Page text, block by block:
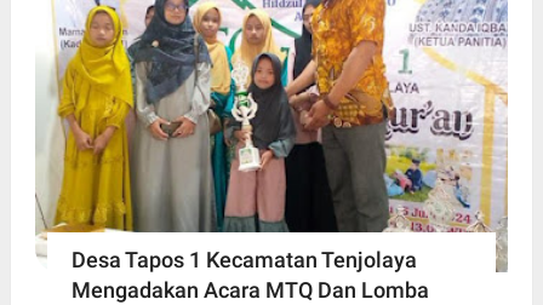
Desa Tapos 1 Kecamatan Tenjolaya
Mengadakan Acara MTQ Dan Lomba